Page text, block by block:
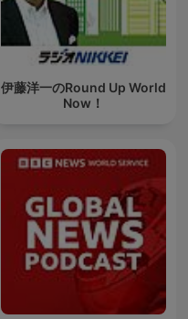
伊藤洋一のRound Up World
Now！